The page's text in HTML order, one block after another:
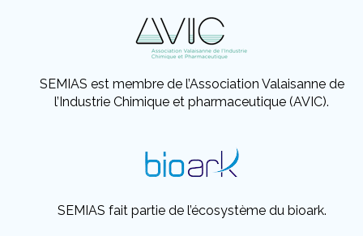
SEMIAS est membre de l’Association Valaisanne de
l’Industrie Chimique et pharmaceutique (AVIC).
SEMIAS fait partie de l’écosystème du bioark.